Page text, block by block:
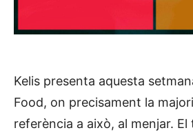
Kelis presenta aquesta
Food, on precisament la
referència a això, al menjar. El